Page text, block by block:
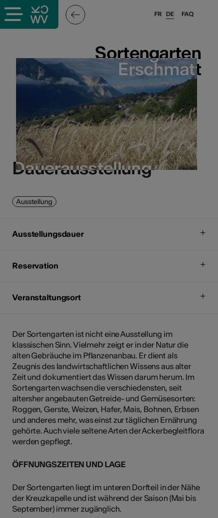
FAQ
FR DE
Sortengarten
Erschmatt
Dauerausstellung
Sortengarten
Erschmatt
Dauerausstellung
Ausstellung
Ausstellungsdauer
Reservation
Veranstaltungsort
Der Sortengarten ist nicht eine Ausstellung im
klassischen Sinn. Vielmehr zeigt er in der Natur die
alten Gebräuche im Pflanzenanbau. Er dient als
Zeugnis des landwirtschaftlichen Wissens aus alter
Zeit und dokumentiert das Wissen darum herum. Im
Sortengarten wachsen die verschiedensten, seit
altersher angebauten Getreide- und Gemüsesorten:
Roggen, Gerste, Weizen, Hafer, Mais, Bohnen, Erbsen
und anderes mehr, was einst zur täglichen Ernährung
gehörte. Auch viele seltene Arten der Ackerbegleitflora
werden gepflegt.
ÖFFNUNGSZEITEN UND LAGE
Der Sortengarten liegt im unteren Dorfteil in der Nähe
der Kreuzkapelle und ist während der Saison (Mai bis
September) immer zugänglich.